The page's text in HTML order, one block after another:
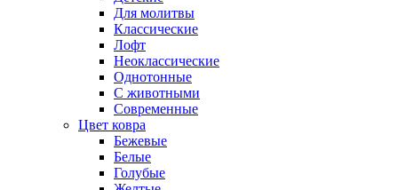
Для молитвы
Классические
Лофт
Неоклассические
Однотонные
С животными
Современные
Цвет ковра
Бежевые
Белые
Голубые